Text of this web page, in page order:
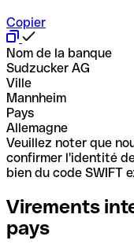
Copier
Nom de la banque
Sudzucker AG
Ville
Mannheim
Pays
Allemagne
Veuillez noter que
confirmer l'identité
bien du code SWIFT
Virements
pays